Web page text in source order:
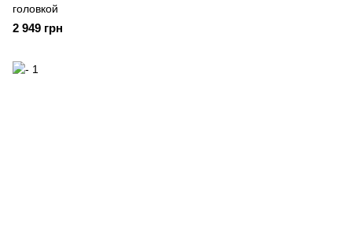
головкой
2 949 грн